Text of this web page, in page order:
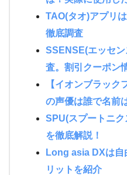
TAO(タオ)アプリ
徹底調査
SSENSE(エッセ
査。割引クーポン
【イオンブラック
の声優は誰で名前
SPU(スプートニク
を徹底解説！
Long asia DXは自
リットを紹介